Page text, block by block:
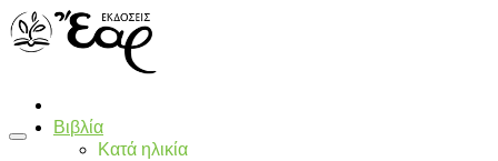
Βιβλία
Κατά ηλικία